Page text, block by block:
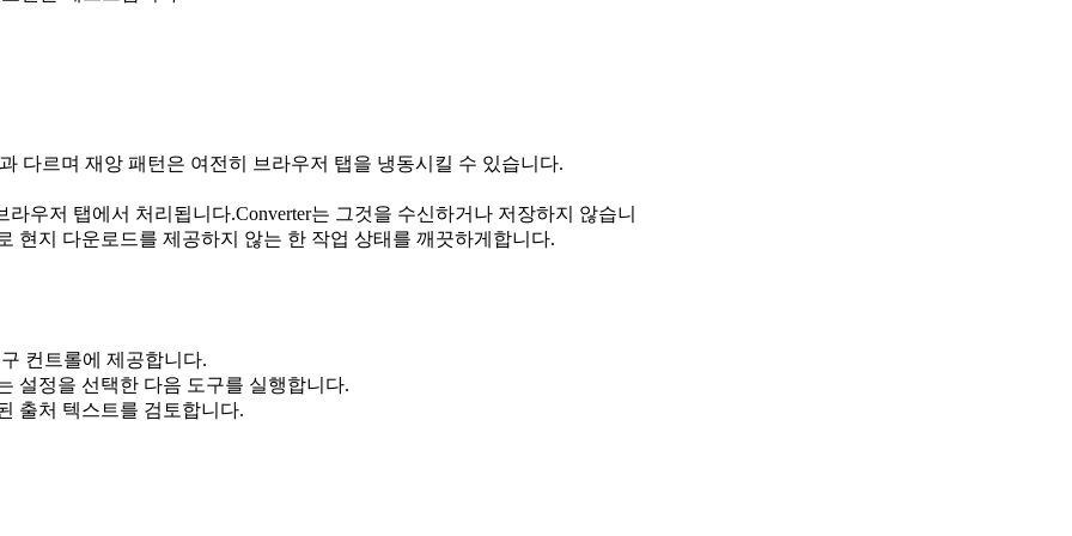
과 다르며 재앙 패턴은 여전히 브라우저 탭을 냉동시킬 수 있습니다.
우저 탭에서 처리됩니다.Converter는 그것을 수신하거나 저장하지 않습니
현지 다운로드를 제공하지 않는 한 작업 상태를 깨끗하게합니다.
컨트롤에 제공합니다.
설정을 선택한 다음 도구를 실행합니다.
출처 텍스트를 검토합니다.